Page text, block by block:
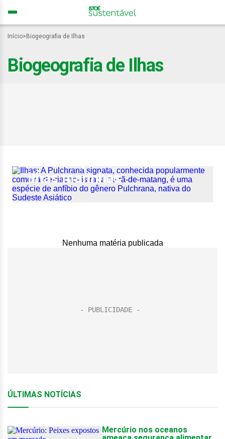
Início> Biogeografia de Ilhas
Biogeografia de Ilhas
ilhas marinhas
Nenhuma matéria publicada